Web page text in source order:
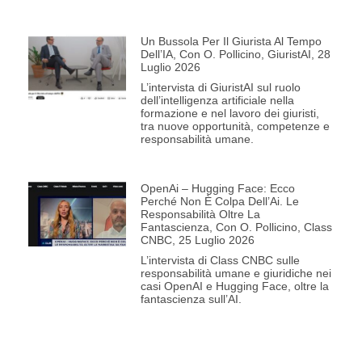
Un Bussola Per Il Giurista Al Tempo
Dell’IA, Con O. Pollicino, GiuristAI, 28
Luglio 2026
L’intervista di GiuristAI sul ruolo
dell’intelligenza artificiale nella
formazione e nel lavoro dei giuristi,
tra nuove opportunità, competenze e
responsabilità umane.
OpenAi – Hugging Face: Ecco
Perché Non È Colpa Dell’Ai. Le
Responsabilità Oltre La
Fantascienza, Con O. Pollicino, Class
CNBC, 25 Luglio 2026
L’intervista di Class CNBC sulle
responsabilità umane e giuridiche nei
casi OpenAI e Hugging Face, oltre la
fantascienza sull’AI.